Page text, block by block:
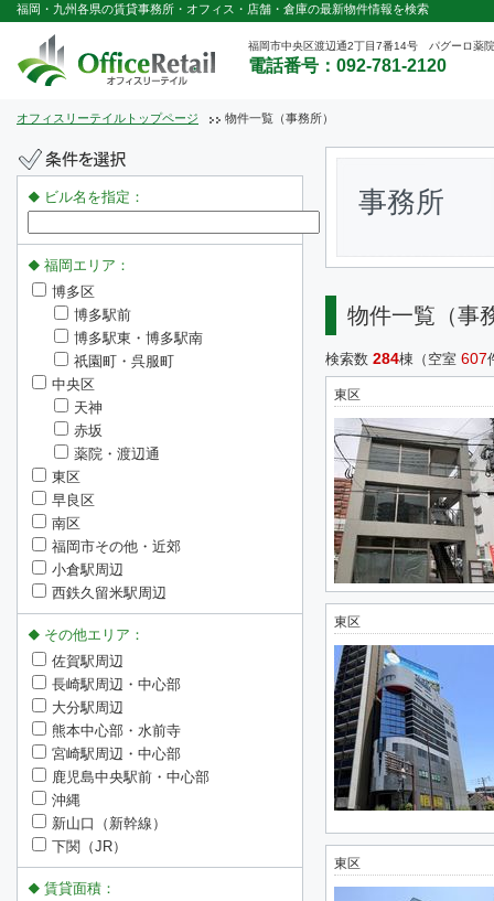
福岡・九州各県の賃貸事務所・オフィス・店舗・倉庫の最新物件情報を検索
福岡市中央区渡辺通2丁目7番14号 パグーロ薬
電話番号：092-781-2120
オフィスリーテイルトップページ 物件一覧（事務所）
事務所
物件一覧（事
検索数 284棟（空室 607
東区
東区
東区
ビル名を指定：
福岡エリア：
博多区
博多駅前
博多駅東・博多駅南
祇園町・呉服町
中央区
天神
赤坂
薬院・渡辺通
東区
早良区
南区
福岡市その他・近郊
小倉駅周辺
西鉄久留米駅周辺
その他エリア：
佐賀駅周辺
長崎駅周辺・中心部
大分駅周辺
熊本中心部・水前寺
宮崎駅周辺・中心部
鹿児島中央駅前・中心部
沖縄
新山口（新幹線）
下関（JR）
賃貸面積：